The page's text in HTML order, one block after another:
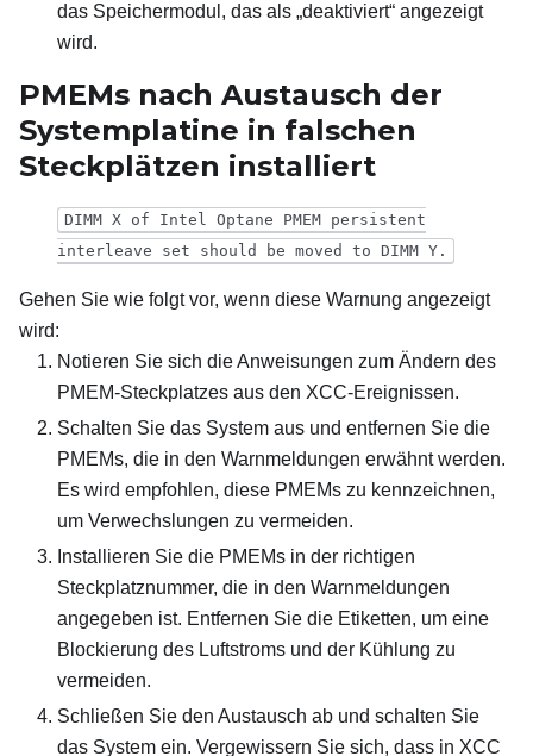
das Speichermodul, das als „deaktiviert“ angezeigt
wird.
PMEMs nach Austausch der
Systemplatine in falschen
Steckplätzen installiert
DIMM X of Intel Optane PMEM persistent
interleave set should be moved to DIMM Y.
Gehen Sie wie folgt vor, wenn diese Warnung angezeigt
wird:
Notieren Sie sich die Anweisungen zum Ändern des
PMEM-Steckplatzes aus den XCC-Ereignissen.
Schalten Sie das System aus und entfernen Sie die
PMEMs, die in den Warnmeldungen erwähnt werden.
Es wird empfohlen, diese PMEMs zu kennzeichnen,
um Verwechslungen zu vermeiden.
Installieren Sie die PMEMs in der richtigen
Steckplatznummer, die in den Warnmeldungen
angegeben ist. Entfernen Sie die Etiketten, um eine
Blockierung des Luftstroms und der Kühlung zu
vermeiden.
Schließen Sie den Austausch ab und schalten Sie
das System ein. Vergewissern Sie sich, dass in XCC